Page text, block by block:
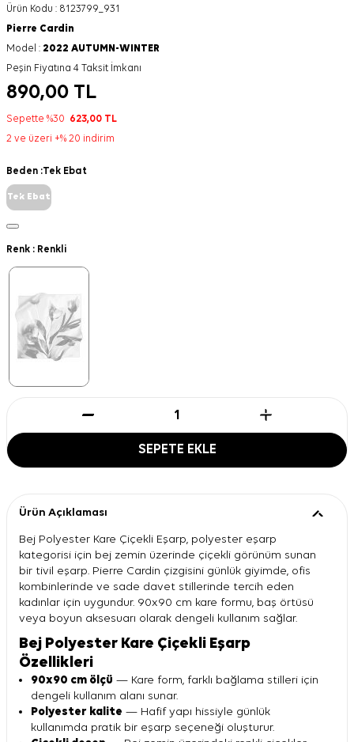
Ürün Kodu : 8123799_931
Pierre Cardin
Model : 2022 AUTUMN-WINTER
Peşin Fiyatına 4 Taksit İmkanı
890,00 TL
Sepette %30 623,00 TL
2 ve üzeri +% 20 indirim
Beden :Tek Ebat
Tek Ebat
Renk : Renkli
SEPETE EKLE
Ürün Açıklaması
Bej Polyester Kare Çiçekli Eşarp, polyester eşarp
kategorisi için bej zemin üzerinde çiçekli görünüm sunan
bir tivil eşarp. Pierre Cardin çizgisini günlük giyimde, ofis
kombinlerinde ve sade davet stillerinde tercih eden
kadınlar için uygundur. 90x90 cm kare formu, baş örtüsü
veya boyun aksesuarı olarak dengeli kullanım sağlar.
Bej Polyester Kare Çiçekli Eşarp
Özellikleri
90x90 cm ölçü — Kare form, farklı bağlama stilleri için
dengeli kullanım alanı sunar.
Polyester kalite — Hafif yapı hissiyle günlük
kullanımda pratik bir eşarp seçeneği oluşturur.